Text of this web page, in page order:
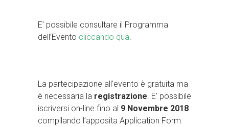
E’ possibile consultare il Programma
dell’Evento cliccando qua
La partecipazione all’evento è gratuita ma
è necessaria la registrazione . E’ possibile
iscriversi on-line fino al 9 Novembre 2018
compilando l’apposita Application Form.